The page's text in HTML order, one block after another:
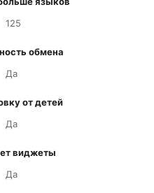
125
обмена
Да
от детей
Да
виджеты
Да